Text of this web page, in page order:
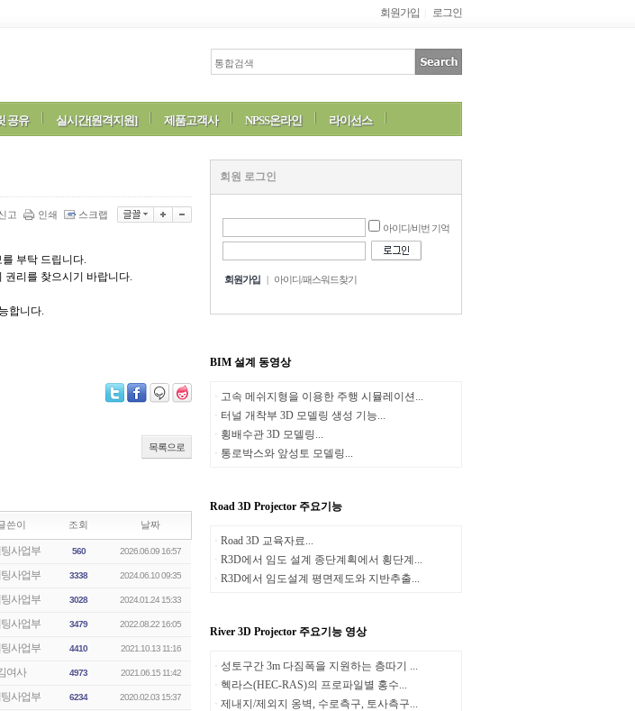
회원가입 로그인
공유 실시간[원격지원] 제품고객사 NPSS온라인 라이선스
고 인쇄 스크랩
부탁 드립니다.
권리를 찾으시기 바랍니다.
합니다.
목록으로
쓴이 조회 날짜
사업부 560 2026.06.09 16:57
사업부 3338 2024.06.10 09:35
사업부 3028 2024.01.24 15:33
사업부 3479 2022.08.22 16:05
사업부 4410 2021.10.13 11:16
여사 4973 2021.06.15 11:42
사업부 6234 2020.02.03 15:37
회원 로그인
아이디/비번 기억
회원가입 | 아이디/패스워드찾기
BIM 설계 동영상
ㆍ 고속 메쉬지형을 이용한 주행 시뮬레이션...
ㆍ 터널 개착부 3D 모델링 생성 기능...
ㆍ 횡배수관 3D 모델링...
ㆍ 통로박스와 앞성토 모델링...
Road 3D Projector 주요기능
ㆍ Road 3D 교육자료...
ㆍ R3D에서 임도 설계 종단계획에서 횡단계...
ㆍ R3D에서 임도설계 평면제도와 지반추출...
River 3D Projector 주요기능 영상
ㆍ 성토구간 3m 다짐폭을 지원하는 층따기 ...
ㆍ 헥라스(HEC-RAS)의 프로파일별 홍수...
ㆍ 제내지/제외지 옹벽, 수로측구, 토사측구...